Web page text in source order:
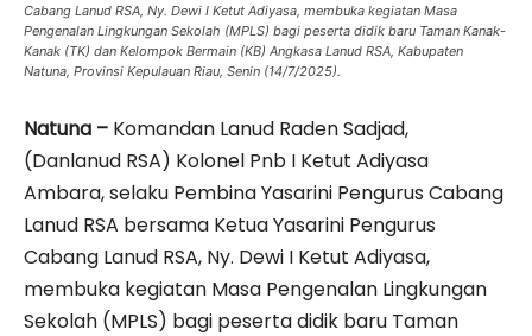
Cabang Lanud RSA, Ny. Dewi I Ketut Adiyasa, membuka kegiatan Masa
Pengenalan Lingkungan Sekolah (MPLS) bagi peserta didik baru Taman Kanak-
Kanak (TK) dan Kelompok Bermain (KB) Angkasa Lanud RSA, Kabupaten
Natuna, Provinsi Kepulauan Riau, Senin (14/7/2025).
Natuna – Komandan Lanud Raden Sadjad,
(Danlanud RSA) Kolonel Pnb I Ketut Adiyasa
Ambara, selaku Pembina Yasarini Pengurus Cabang
Lanud RSA bersama Ketua Yasarini Pengurus
Cabang Lanud RSA, Ny. Dewi I Ketut Adiyasa,
membuka kegiatan Masa Pengenalan Lingkungan
Sekolah (MPLS) bagi peserta didik baru Taman